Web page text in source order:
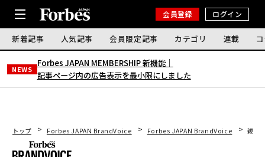
会員登録 ログイン
新着記事 人気記事 会員限定記事 カテゴリ 連載
NEWS
Forbes JAPAN MEMBERSHIP 新機能｜
記事ページ内の広告表示を最小限にしました
トップ Forbes JAPAN BrandVoice Forbes JAPAN BrandVoice 親と